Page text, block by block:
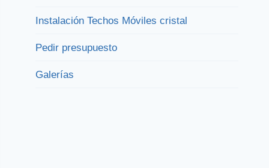
Instalación Techos Móviles cristal
Pedir presupuesto
Galerías